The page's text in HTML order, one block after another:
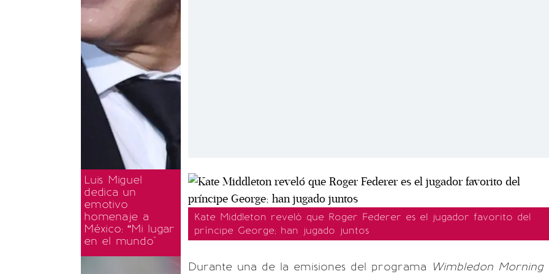
Luis Miguel
dedica un
emotivo
homenaje a
México: “Mi lugar
en el mundo"
Kate Middleton reveló que Roger Federer es el jugador favorito del
príncipe George; han jugado juntos
Durante una de la emisiones del programa Wimbledon Morning